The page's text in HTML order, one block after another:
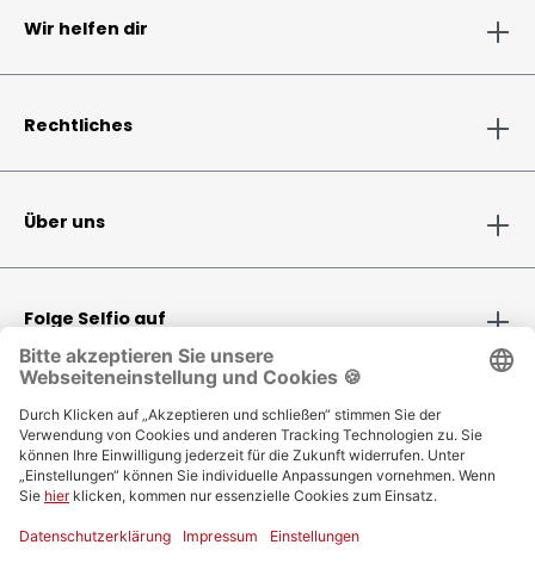
Wir helfen dir
Rechtliches
Über uns
Folge Selfio auf
Zahlungsmethoden